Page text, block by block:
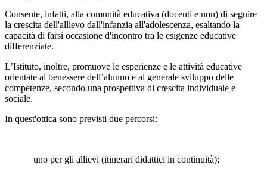
Consente, infatti, alla comunità educativa (docenti e non) di seguire
la crescita dell'allievo dall'infanzia all'adolescenza, esaltando la
capacità di farsi occasione d'incontro tra le esigenze educative
differenziate.
L’Istituto, inoltre, promuove le esperienze e le attività educative
orientate al benessere dell’alunno e al generale sviluppo delle
competenze, secondo una prospettiva di crescita individuale e
sociale.
In quest'ottica sono previsti due percorsi:
uno per gli allievi (itinerari didattici in continuità);